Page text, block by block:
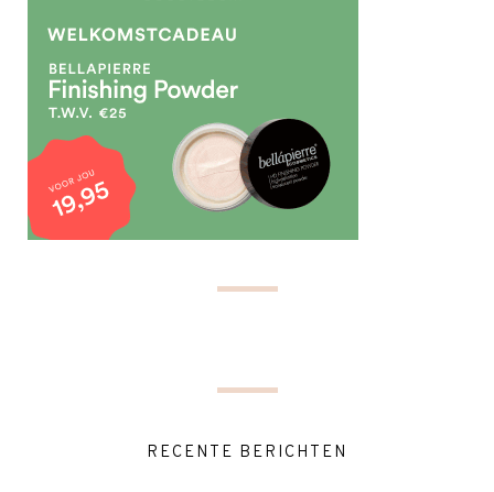
RECENTE BERICHTEN